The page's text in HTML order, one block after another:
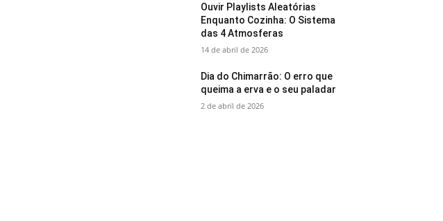
Ouvir Playlists Aleatórias
Enquanto Cozinha: O Sistema
das 4 Atmosferas
14 de abril de 2026
Dia do Chimarrão: O erro que
queima a erva e o seu paladar
2 de abril de 2026